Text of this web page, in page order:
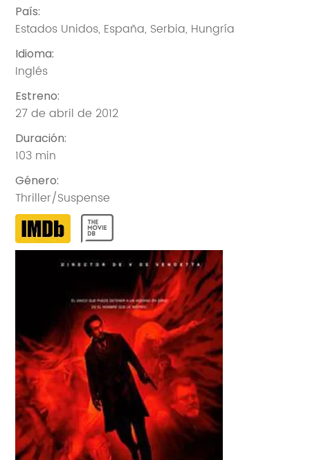
País:
Estados Unidos, España, Serbia, Hungría
Idioma:
Inglés
Estreno:
27 de abril de 2012
Duración:
103 min
Género:
Thriller/Suspense